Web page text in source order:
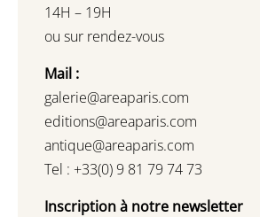
14H – 19H
ou sur rendez-vous
Mail :
galerie@areaparis.com
editions@areaparis.com
antique@areaparis.com
Tel : +33(0) 9 81 79 74 73
Inscription à notre newsletter